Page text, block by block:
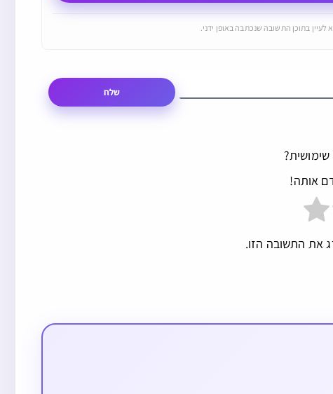
בתוכן התשובה שנכתבה באופן ידני.
שלח
אותה!
את התשובה הזו.